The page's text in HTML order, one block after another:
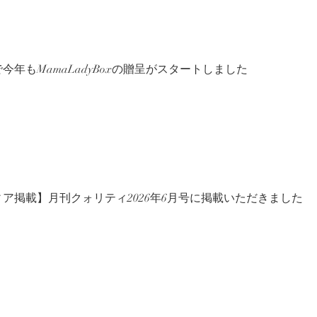
年もMamaLadyBoxの贈呈がスタートしました
掲載】月刊クォリティ2026年6月号に掲載いただきました